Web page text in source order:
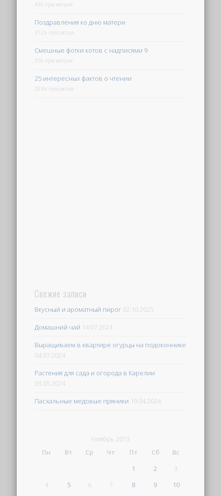
43k просмотров
Поздравления ко дню матери
35.2k просмотра
Смешные фотки котов с надписями 9
35k просмотров
25 интересных фактов о чтении
28.8k просмотра
Свежие записи
Вкусный и ароматный пирог 02.10.2025
Домашний чай 14.07.2024
Выращиваем в квартире огурцы на подоконнике
04.07.2024
Растения для сада и огорода в Карелии
03.05.2024
Пасхальные медовые пряники 19.04.2024
Ноябрь 2013
Пн
Вт Ср Чт Пт Сб
Вс
1
2
3
4
5 6 7 8 9
10